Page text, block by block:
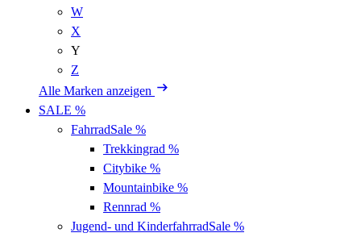
W
X
Y
Z
Alle Marken anzeigen
SALE %
FahrradSale %
Trekkingrad %
Citybike %
Mountainbike %
Rennrad %
Jugend- und KinderfahrradSale %